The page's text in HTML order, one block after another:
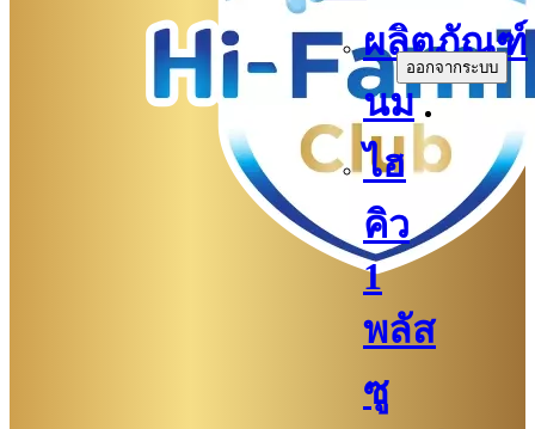
ผลิตภัณฑ์
นม
ไฮ
คิว
1
พลัส
ซู
.
ออกจากระบบ